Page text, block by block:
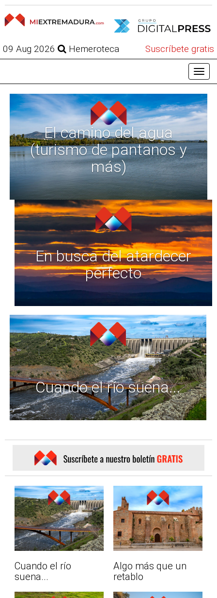
09 Aug 2026 Hemeroteca Suscríbete gratis
El camino del agua
(turismo de pantanos y
más)
En busca del atardecer
perfecto
Cuando el río suena...
Cuando el río
suena...
Algo más que un
retablo